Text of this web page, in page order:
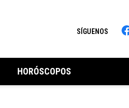
SÍGUENOS
HORÓSCOPOS